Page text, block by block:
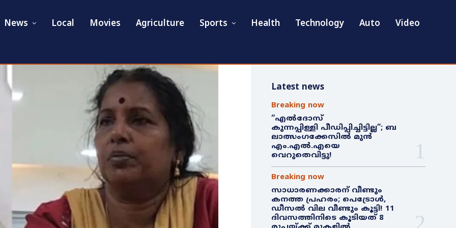
News Local Movies Agriculture Sports Health Technology Auto Video
Latest news
Breaking now
“എൽദോസ്
കുന്നപ്പിള്ളി പീഡിപ്പിച്ചിട്ടില്ല”; ബ
ലാത്സംഗക്കേസിൽ മുൻ
എം.എൽ.എയെ
വെറുതെവിട്ടു!
Breaking now
സാധാരണക്കാരന് വീണ്ടും
കനത്ത പ്രഹരം; പെട്രോൾ,
ഡീസൽ വില വീണ്ടും കൂട്ടി! 11
ദിവസത്തിനിടെ കൂടിയത് 8